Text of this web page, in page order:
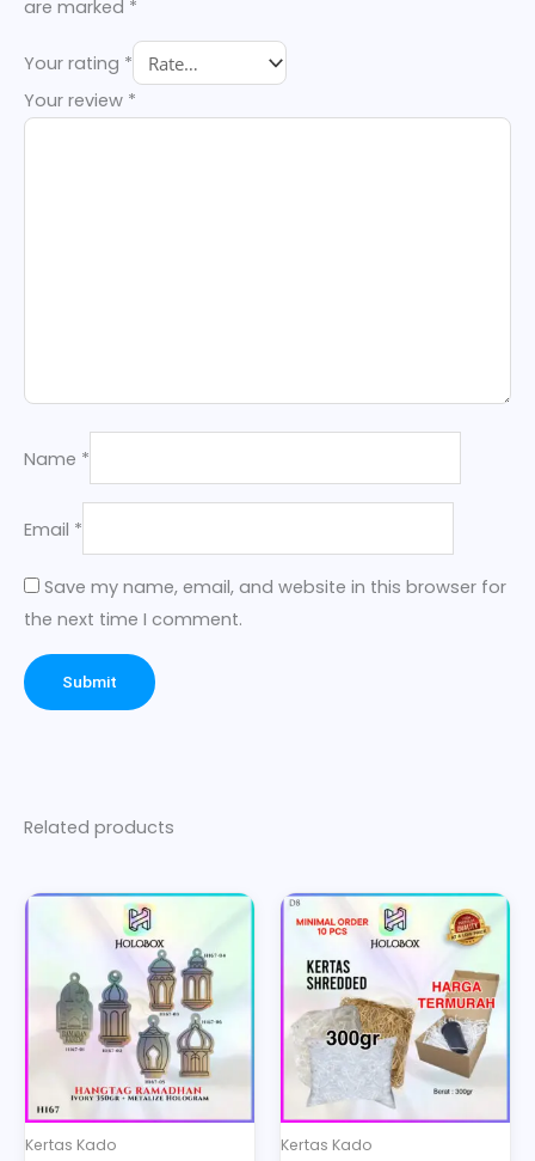
are marked *
Your rating *
Your review *
Name *
Email *
Save my name, email, and website in this browser for
the next time I comment.
Related products
Kertas Kado
This
product
has
multiple
variants.
The
options
Kertas Kado
Price
range:
through
Rp15.000
This
product
has
multiple
variants.
The
options